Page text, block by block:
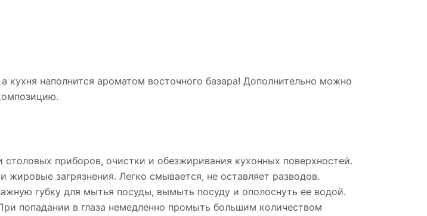
кухня наполнится ароматом восточного базара! Дополнительно можно
приборов, очистки и обезжиривания кухонных поверхностей.
загрязнения. Легко смывается, не оставляет разводов.
губку для мытья посуды, вымыть посуду и ополоснуть ее водой.
попадании в глаза немедленно промыть большим количеством